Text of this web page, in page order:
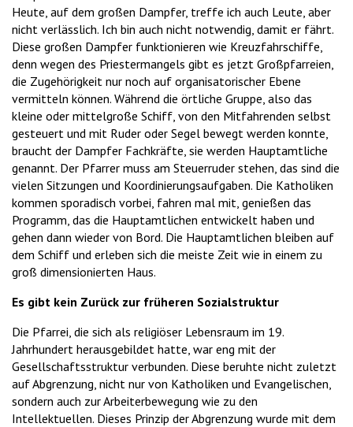
Heute, auf dem großen Dampfer, treffe ich auch Leute, aber
nicht verlässlich. Ich bin auch nicht notwendig, damit er fährt.
Diese großen Dampfer funktionieren wie Kreuzfahrschiffe,
denn wegen des Priestermangels gibt es jetzt Großpfarreien,
die Zugehörigkeit nur noch auf organisatorischer Ebene
vermitteln können. Während die örtliche Gruppe, also das
kleine oder mittelgroße Schiff, von den Mitfahrenden selbst
gesteuert und mit Ruder oder Segel bewegt werden konnte,
braucht der Dampfer Fachkräfte, sie werden Hauptamtliche
genannt. Der Pfarrer muss am Steuerruder stehen, das sind die
vielen Sitzungen und Koordinierungsaufgaben. Die Katholiken
kommen sporadisch vorbei, fahren mal mit, genießen das
Programm, das die Hauptamtlichen entwickelt haben und
gehen dann wieder von Bord. Die Hauptamtlichen bleiben auf
dem Schiff und erleben sich die meiste Zeit wie in einem zu
groß dimensionierten Haus.
Es gibt kein Zurück zur früheren Sozialstruktur
Die Pfarrei, die sich als religiöser Lebensraum im 19.
Jahrhundert herausgebildet hatte, war eng mit der
Gesellschaftsstruktur verbunden. Diese beruhte nicht zuletzt
auf Abgrenzung, nicht nur von Katholiken und Evangelischen,
sondern auch zur Arbeiterbewegung wie zu den
Intellektuellen. Dieses Prinzip der Abgrenzung wurde mit dem